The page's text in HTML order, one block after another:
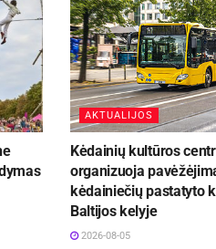
AKTUALIJOS
Kėdainių kultūros
organizuoja
kėdainiečių pastatyto
Baltijos kelyje
2026-08-05